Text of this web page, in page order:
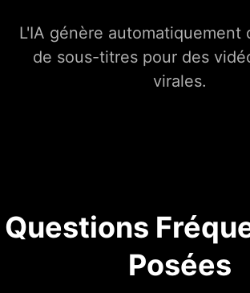
L'IA génère automatiquement
de sous-titres pour des
virales.
Questions
Posées